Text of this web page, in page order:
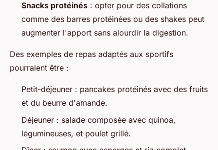
Snacks protéinés : opter pour des collations
comme des barres protéinées ou des shakes peut
augmenter l'apport sans alourdir la digestion.
Des exemples de repas adaptés aux sportifs
pourraient être :
Petit-déjeuner : pancakes protéinés avec des fruits
et du beurre d'amande.
Déjeuner : salade composée avec quinoa,
légumineuses, et poulet grillé.